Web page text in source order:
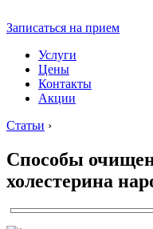
Записаться на прием
Услуги
Цены
Контакты
Акции
Статьи ›
Способы
холестерина